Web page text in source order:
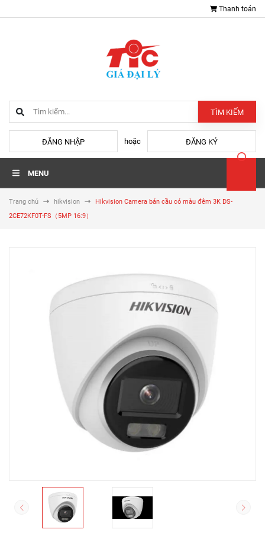
Thanh toán
TÌM KIẾM
ĐĂNG NHẬP hoặc ĐĂNG KÝ
MENU
Trang chủ hikvision
Hikvision Camera bán cầu có màu đêm 3K DS-
2CE72KF0T-FS（5MP 16:9）